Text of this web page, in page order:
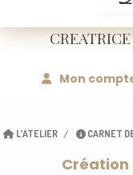
Mon
L'ATELIER CARNET
Création